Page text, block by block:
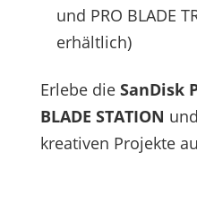
und PRO BLADE
erhältlich)
Erlebe die SanDisk
BLADE STATION
kreativen Projekte